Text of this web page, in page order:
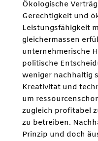
Ökologische
Gerechtigkeit und
Leistungsfähigkeit
gleichermassen
unternehmerische
politische
weniger nachhaltig
Kreativität und
um
zugleich profitabel
zu betreiben.
Prinzip und doch